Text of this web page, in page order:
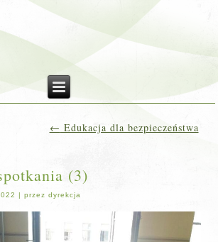
← Edukacja dla bezpieczeństwa
(3)
|przez dyrekcja